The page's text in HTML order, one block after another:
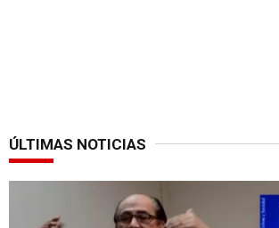
ÚLTIMAS NOTICIAS